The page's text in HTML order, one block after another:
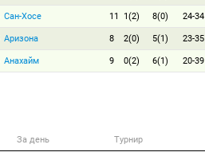
Сан-Хосе 11 1(2) 8(0) 24-34
Аризона 8 2(0) 5(1) 23-35
Анахайм 9 0(2) 6(1) 20-39
За день Турнир